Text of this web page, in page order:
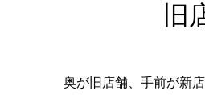
奥が旧店舗、手前が新